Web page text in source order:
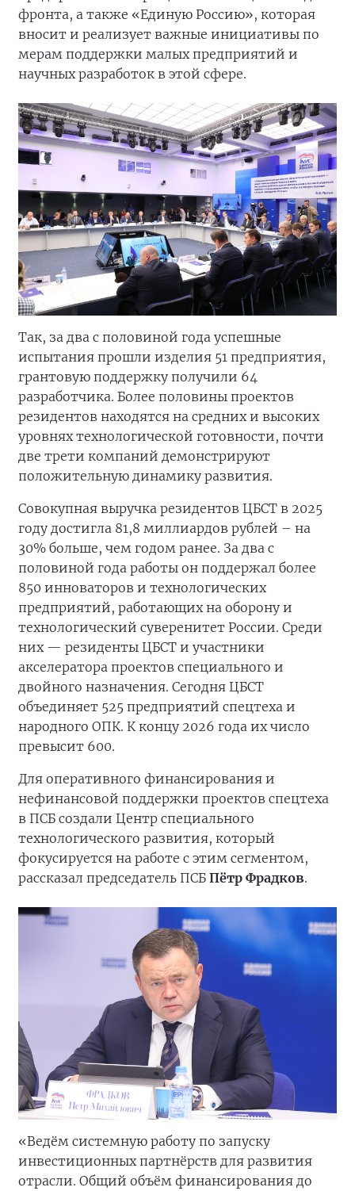
фронта, а также «Единую Россию», которая
вносит и реализует важные инициативы по
мерам поддержки малых предприятий и
научных разработок в этой сфере.
Так, за два с половиной года успешные
испытания прошли изделия 51 предприятия,
грантовую поддержку получили 64
разработчика. Более половины проектов
резидентов находятся на средних и высоких
уровнях технологической готовности, почти
две трети компаний демонстрируют
положительную динамику развития.
Совокупная выручка резидентов ЦБСТ в 2025
году достигла 81,8 миллиардов рублей – на
30% больше, чем годом ранее. За два с
половиной года работы он поддержал более
850 инноваторов и технологических
предприятий, работающих на оборону и
технологический суверенитет России. Среди
них — резиденты ЦБСТ и участники
акселератора проектов специального и
двойного назначения. Сегодня ЦБСТ
объединяет 525 предприятий спецтеха и
народного ОПК. К концу 2026 года их число
превысит 600.
Для оперативного финансирования и
нефинансовой поддержки проектов спецтеха
в ПСБ создали Центр специального
технологического развития, который
фокусируется на работе с этим сегментом,
рассказал председатель ПСБ Пётр Фрадков.
«Ведём системную работу по запуску
инвестиционных партнёрств для развития
отрасли. Общий объём финансирования до